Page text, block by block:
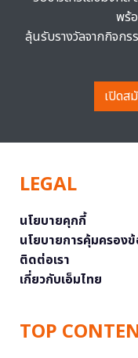
พร้
ลุ้นรับรางวัลจากกิจกร
เปิดส
LEGAL
นโยบายคุกกี้
นโยบายการคุ้มครอง
ติดต่อเรา
เกี่ยวกับเอ็มไทย
TOP